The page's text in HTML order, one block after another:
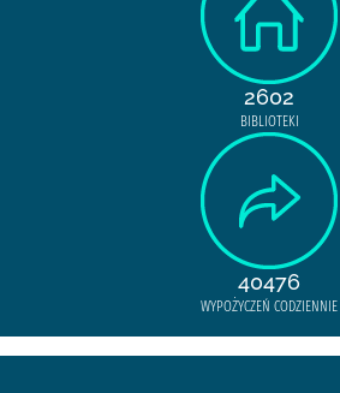
2602
BIBLIOTEKI
40476
WYPOŻYCZEŃ CODZIENNIE